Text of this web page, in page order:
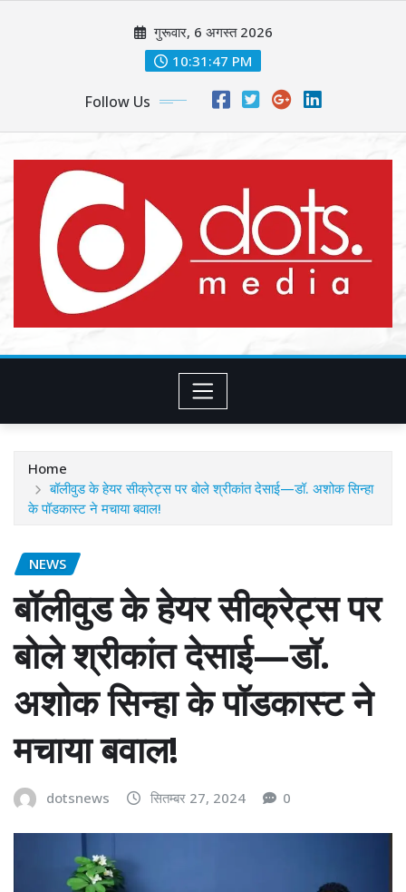
गुरूवार, 6 अगस्त 2026
10:31:48 PM
Follow Us
Home
बॉलीवुड के हेयर सीक्रेट्स पर बोले श्रीकांत देसाई—डॉ. अशोक सिन्हा
के पॉडकास्ट ने मचाया बवाल!
NEWS
बॉलीवुड के हेयर सीक्रेट्स पर
बोले श्रीकांत देसाई—डॉ.
अशोक सिन्हा के पॉडकास्ट ने
मचाया बवाल!
dotsnews सितम्बर 27, 2024 0